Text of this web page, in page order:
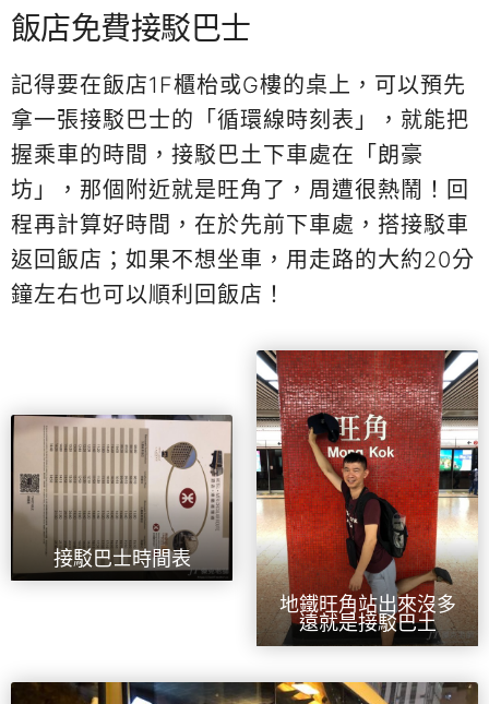
飯店免費接駁巴士
記得要在飯店1F櫃枱或G樓的桌上，可以預先
拿一張接駁巴士的「循環線時刻表」，就能把
握乘車的時間，接駁巴土下車處在「朗豪
坊」，那個附近就是旺角了，周遭很熱鬧！回
程再計算好時間，在於先前下車處，搭接駁車
返回飯店；如果不想坐車，用走路的大約20分
鐘左右也可以順利回飯店！
接駁巴士時間表
地鐵旺角站出來沒多
遠就是接駁巴土